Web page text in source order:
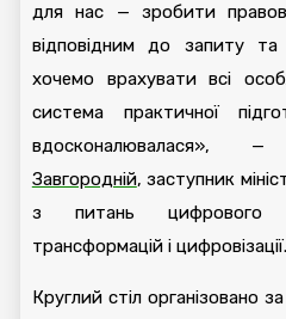
для нас — зробити
відповідним до запиту
хочемо врахувати всі
система практичної
вдосконалювалася»,
Завгородній, заступник
з питань цифрового
трансформацій і цифровізації.
Круглий стіл організовано